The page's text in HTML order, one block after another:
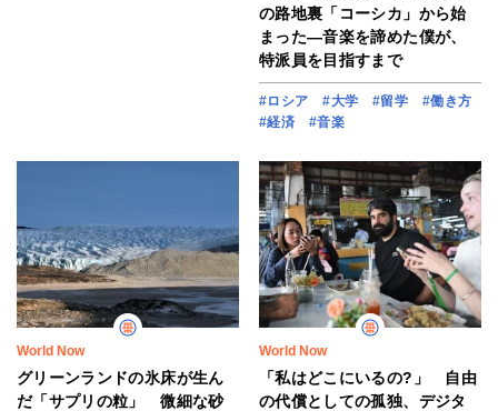
の路地裏「コーシカ」から始
まった―音楽を諦めた僕が、
特派員を目指すまで
#ロシア #大学 #留学
#働き方
#経済
#音楽
World Now
グリーンランドの氷床が生ん
だ「サプリの粒」 微細な砂
World Now
「私はどこにいるの?」 自由
の代償としての孤独、デジタ